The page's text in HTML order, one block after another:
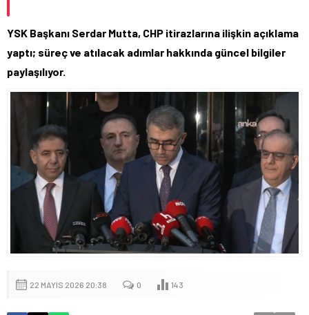
YSK Başkanı Serdar Mutta, CHP itirazlarına ilişkin açıklama
yaptı; süreç ve atılacak adımlar hakkında güncel bilgiler
paylaşılıyor.
22 MAYIS 2026 20:38 0 143